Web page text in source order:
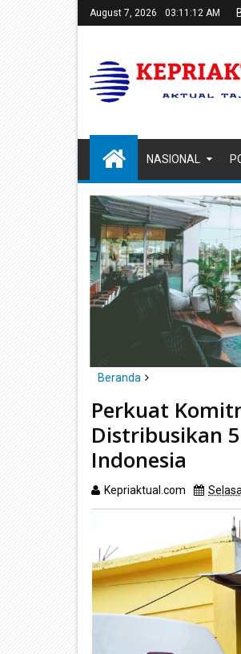
August 7, 2026 03:11:13 AM
NASIONAL
Beranda
Perkuat Komitmen
Perkuat
Distribusikan
Indonesia
Kepriaktual.com